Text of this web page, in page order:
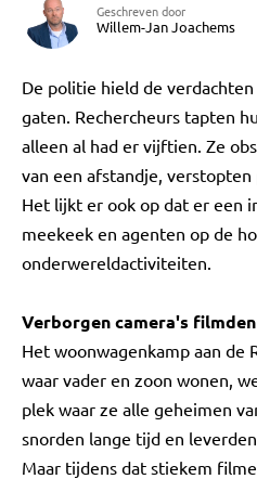
Geschreven door
Willem-Jan Joachems
De politie hield de
gaten. Rechercheurs tapten
alleen al had er vijftien. Ze
van een afstandje,
Het lijkt er ook op dat er een
meekeek en agenten op de
onderwereldactiviteiten.
Verborgen camera's
Het woonwagenkamp aan de
waar vader en zoon wonen,
plek waar ze alle geheimen
snorden lange tijd en
Maar tijdens dat stiekem